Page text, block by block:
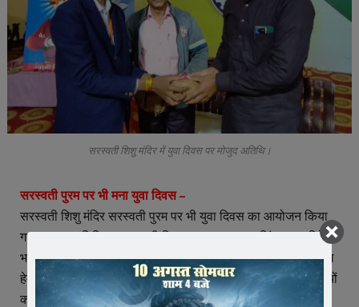
सरस्वती शिशु मंदिर में युवा दिवस पर मोजुद अतिथि।
सरस्वती पुरम पर भी मना युवा दिवस –
सरस्वती शिशु मंदिर सरस्वती पुरम पर भी युवा दिवस का आयोजन किया
गया। मुख्य अतिथि ग्राम भारती जिला प्रमुख राजपाल सिंह पवार, विवेक
भारती शिक्षण समिति के कोषाध्यक्ष राधेश्याम पोरवाल रहे। प्रचार प्रमुख
हेमंत जोशी ने बताया कि अतिथियों के साथ प्राचार्य रेणुबाला शर्मा ने बच्चों
को स्वामी विवेकानंद के जीवन पर चरित्र के बारे में बताया। इस दौरान